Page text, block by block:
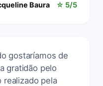
Baura ☆ 5/5
gostaríamos de
gratidão pelo
realizado pela